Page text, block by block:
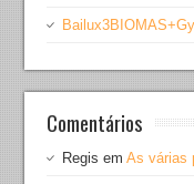
Comentários
Regis emAs várias